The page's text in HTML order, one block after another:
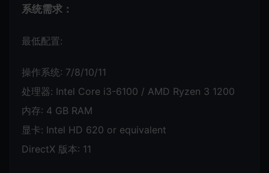
系统需求：
最低配置:
操作系统: 7/8/10/11
处理器: Intel Core i3-6100 / AMD Ryzen 3 1200
内存: 4 GB RAM
显卡: Intel HD 620 or equivalent
DirectX 版本: 11